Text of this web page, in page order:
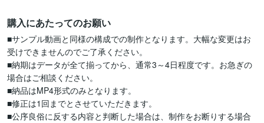
購入にあたってのお願い
■サンプル動画と同様の構成での制作となります。大幅な変更はお
受けできませんのでご了承ください。
■納期はデータが全て揃ってから、通常3～4日程度です。お急ぎの
場合はご相談ください。
■納品はMP4形式のみとなります。
■修正は1回までとさせていただきます。
■公序良俗に反する内容と判断した場合は、制作をお断りする場合